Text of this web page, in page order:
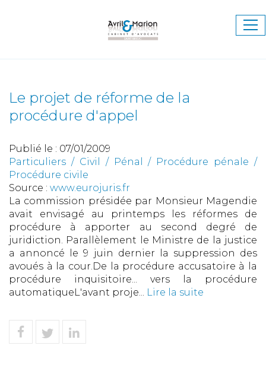
Le projet de réforme de la
procédure d'appel
Publié le : 07/01/2009
Particuliers / Civil / Pénal / Procédure pénale /
Procédure civile
Source : www.eurojuris.fr
La commission présidée par Monsieur Magendie
avait envisagé au printemps les réformes de
procédure à apporter au second degré de
juridiction. Parallèlement le Ministre de la justice
a annoncé le 9 juin dernier la suppression des
avoués à la cour.De la procédure accusatoire à la
procédure inquisitoire... vers la procédure
automatiqueL'avant proje... Lire la suite